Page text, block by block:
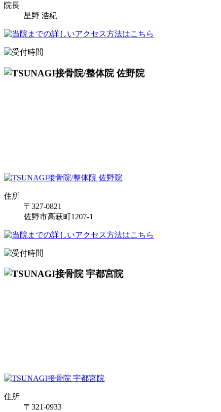
院長
星野 浩紀
住所
〒327-0821
佐野市高萩町1207-1
住所
〒321-0933